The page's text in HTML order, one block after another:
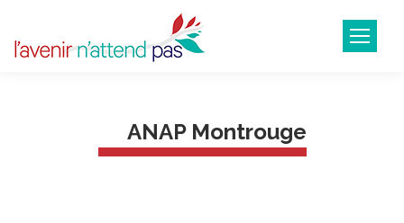
ANAP Montrouge